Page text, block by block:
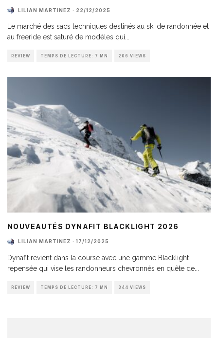
LILIAN MARTINEZ · 22/12/2025
Le marché des sacs techniques destinés au ski de randonnée et
au freeride est saturé de modèles qui
REVIEW TEMPS DE LECTURE: 7 MN 206 VIEWS
NOUVEAUTÉS DYNAFIT BLACKLIGHT 2026
LILIAN MARTINEZ · 17/12/2025
Dynafit revient dans la course avec une gamme Blacklight
repensée qui vise les randonneurs chevronnés en quête de
REVIEW TEMPS DE LECTURE: 7 MN 344 VIEWS